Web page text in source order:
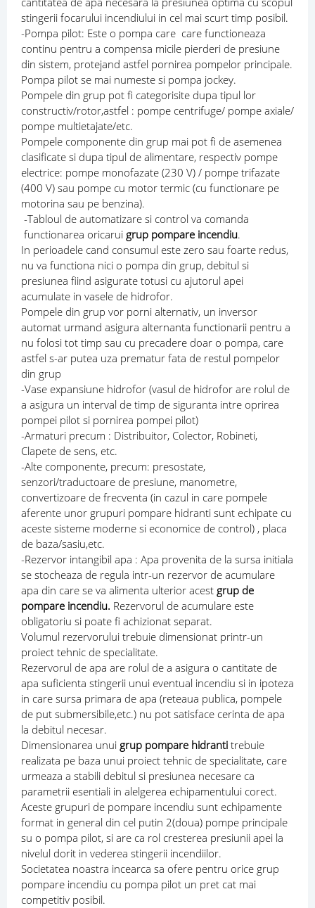
stingerii focarului incendiului in cel mai scurt timp posibil.
-Pompa pilot: Este o pompa care care functioneaza
continu pentru a compensa micile pierderi de presiune
din sistem, protejand astfel pornirea pompelor principale.
Pompa pilot se mai numeste si pompa jockey.
Pompele din grup pot fi categorisite dupa tipul lor
constructiv/rotor,astfel : pompe centrifuge/ pompe axiale/
pompe multietajate/etc.
Pompele componente din grup mai pot fi de asemenea
clasificate si dupa tipul de alimentare, respectiv pompe
electrice: pompe monofazate (230 V) / pompe trifazate
(400 V) sau pompe cu motor termic (cu functionare pe
motorina sau pe benzina).
-Tabloul de automatizare si control va comanda
functionarea oricarui grup pompare incendiu.
In perioadele cand consumul este zero sau foarte redus,
nu va functiona nici o pompa din grup, debitul si
presiunea fiind asigurate totusi cu ajutorul apei
acumulate in vasele de hidrofor.
Pompele din grup vor porni alternativ, un inversor
automat urmand asigura alternanta functionarii pentru a
nu folosi tot timp sau cu precadere doar o pompa, care
astfel s-ar putea uza prematur fata de restul pompelor
din grup
-Vase expansiune hidrofor (vasul de hidrofor are rolul de
a asigura un interval de timp de siguranta intre oprirea
pompei pilot si pornirea pompei pilot)
-Armaturi precum : Distribuitor, Colector, Robineti,
Clapete de sens, etc.
-Alte componente, precum: presostate,
senzori/traductoare de presiune, manometre,
convertizoare de frecventa (in cazul in care pompele
aferente unor grupuri pompare hidranti sunt echipate cu
aceste sisteme moderne si economice de control) , placa
de baza/sasiu,etc.
-Rezervor intangibil apa : Apa provenita de la sursa initiala
se stocheaza de regula intr-un rezervor de acumulare
apa din care se va alimenta ulterior acest grup de
pompare incendiu. Rezervorul de acumulare este
obligatoriu si poate fi achizionat separat.
Volumul rezervorului trebuie dimensionat printr-un
proiect tehnic de specialitate.
Rezervorul de apa are rolul de a asigura o cantitate de
apa suficienta stingerii unui eventual incendiu si in ipoteza
in care sursa primara de apa (reteaua publica, pompele
de put submersibile,etc.) nu pot satisface cerinta de apa
la debitul necesar.
Dimensionarea unui grup pompare hidranti trebuie
realizata pe baza unui proiect tehnic de specialitate, care
urmeaza a stabili debitul si presiunea necesare ca
parametrii esentiali in alelgerea echipamentului corect.
Aceste grupuri de pompare incendiu sunt echipamente
format in general din cel putin 2(doua) pompe principale
su o pompa pilot, si are ca rol cresterea presiunii apei la
nivelul dorit in vederea stingerii incendiilor.
Societatea noastra incearca sa ofere pentru orice grup
pompare incendiu cu pompa pilot un pret cat mai
competitiv posibil.